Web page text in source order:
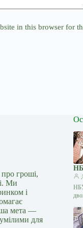
in this browser for
гроші,
Ми
і
мета —
для